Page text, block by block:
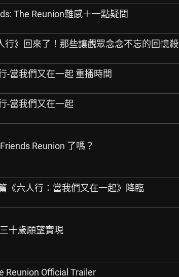
The Reunion雜感＋一點疑問
行》回來了！那些讓觀眾念念不忘的回憶殺
-當我們又在一起 重播時間
-當我們又在一起
Reunion 了嗎？
《六人行：當我們又在一起》降臨
十歲願望實現
Reunion Official Trailer